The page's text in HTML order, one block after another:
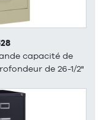
capacité de
de 26-1/2"